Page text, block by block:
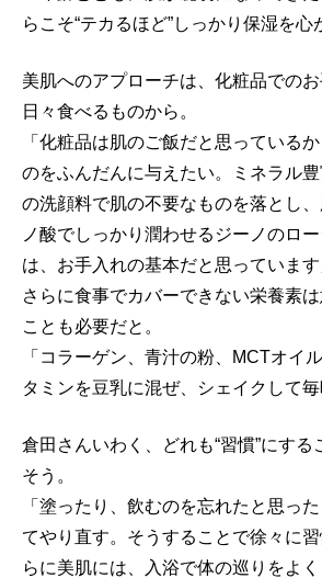
らこそ“テカるほど”しっかり保湿を心
美肌へのアプローチは、化粧品でのお
日々食べるものから。
「化粧品は肌のご飯だと思っている
のをふんだんに与えたい。ミネラル
の洗顔料で肌の不要なものを落とし
ノ酸でしっかり潤わせるジーノのロ
は、お手入れの基本だと思っています
さらに食事でカバーできない栄養素
ことも必要だと。
「コラーゲン、青汁の粉、MCTオイ
タミンを豆乳に混ぜ、シェイクして毎
倉田さんいわく、どれも“習慣”にす
そう。
「塗ったり、飲むのを忘れたと思っ
てやり直す。そうすることで徐々に
らに美肌には、入浴で体の巡りをよ